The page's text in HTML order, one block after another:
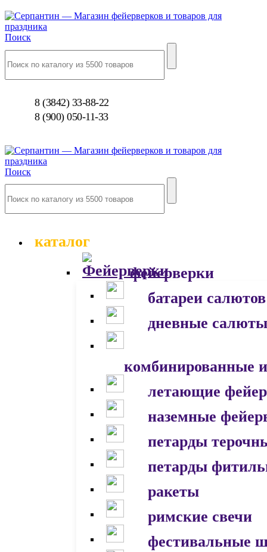
Поиск
8 (3842) 33-88-22
8 (900) 050-11-33
Поиск
каталог
фейерверки
батареи салютов
дневные салюты
комбинированные
летающие
наземные
петарды
петарды
ракеты
римские свечи
фестивальные